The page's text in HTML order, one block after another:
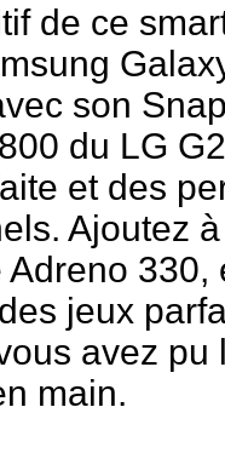
de ce
son
du LG
et des
Ajoutez
330,
jeux
avez pu
main.